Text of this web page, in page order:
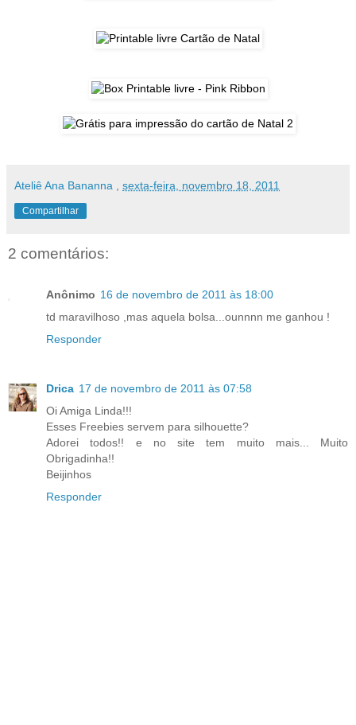
Ateliê Ana Bananna sexta-feira, novembro 18, 2011
Compartilhar
2 comentários:
Anônimo 16 de novembro de 2011 às 18:00
td maravilhoso ,mas aquela bolsa...ounnnn me ganhou !
Responder
Drica 17 de novembro de 2011 às 07:58
Oi Amiga Linda!!!
Esses Freebies servem para silhouette?
Adorei todos!! e no site tem muito mais... Muito
Obrigadinha!!
Beijinhos
Responder